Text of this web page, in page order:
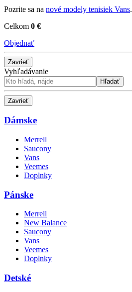
Pozrite sa na nové modely tenisiek Vans.
Celkom 0 €
Objednať
Zavrieť
Vyhľadávanie
Hľadať
Zavrieť
Dámske
Merrell
Saucony
Vans
Veemes
Doplnky
Pánske
Merrell
New Balance
Saucony
Vans
Veemes
Doplnky
Detské